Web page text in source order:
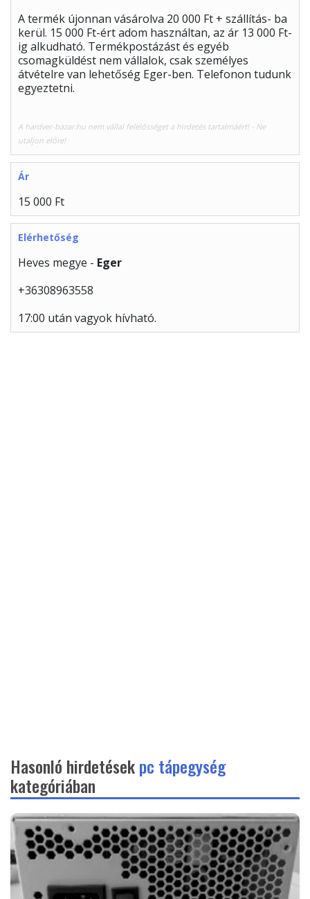
A termék újonnan vásárolva 20 000 Ft + szállítás- ba
kerül. 15 000 Ft-ért adom használtan, az ár 13 000 Ft-
ig alkudható. Termékpostázást és egyéb
csomagküldést nem vállalok, csak személyes
átvételre van lehetőség Eger-ben. Telefonon tudunk
egyeztetni.
A hardver-bazar.hu nem vállal felelősséget a hirdetés tartalmáért! - Ne
utaljon előre!
Ár
15 000 Ft
Elérhetőség
Heves megye - Eger
+36308963558
17:00 után vagyok hívható.
Hasonló hirdetésekpc tápegység
kategóriában